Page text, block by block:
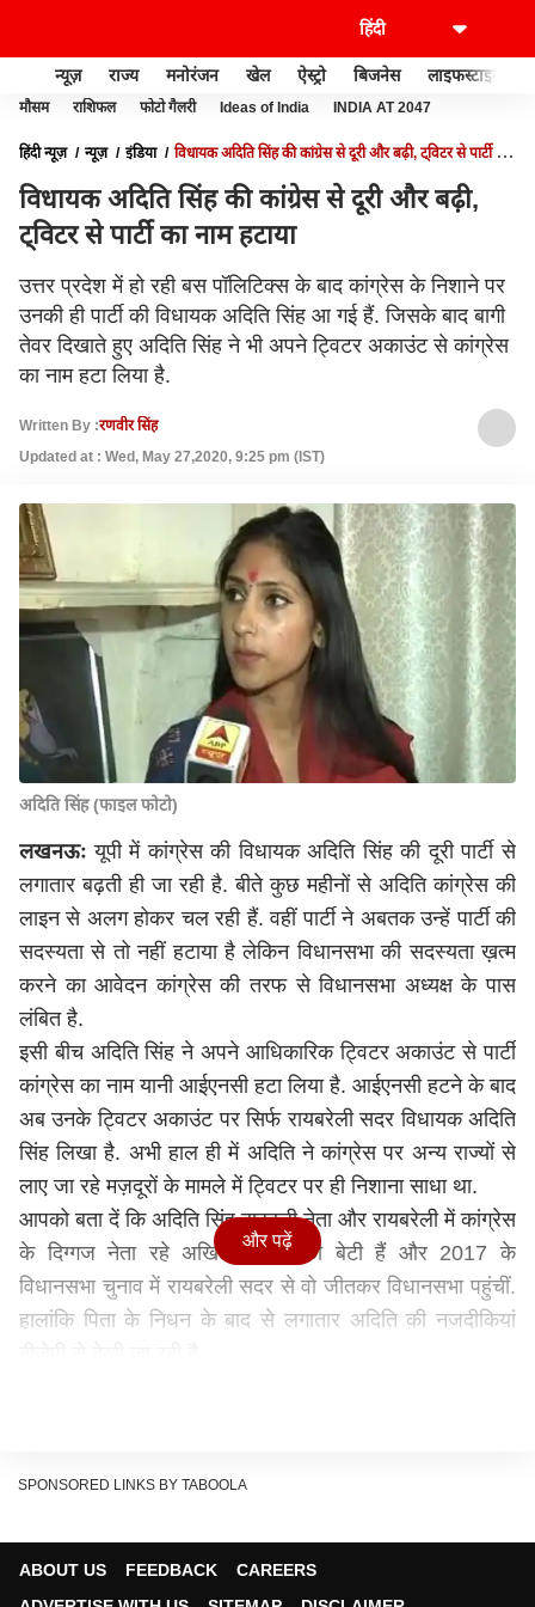
न्यूज़ राज्य मनोरंजन खेल ऐस्ट्रो बिजनेस लाइफस्टाइल
मौसम राशिफल फोटो गैलरी Ideas of India INDIA AT 2047
हिंदी न्यूज़ न्यूज़ इंडिया
विधायक अदिति सिंह की कांग्रेस से दूरी और बढ़ी, ट्विटर से पार्टी का
विधायक अदिति सिंह की कांग्रेस से दूरी और बढ़ी,
ट्विटर से पार्टी का नाम हटाया
उत्तर प्रदेश में हो रही बस पॉलिटिक्स के बाद कांग्रेस के निशाने पर
उनकी ही पार्टी की विधायक अदिति सिंह आ गई हैं. जिसके बाद बागी
तेवर दिखाते हुए अदिति सिंह ने भी अपने ट्विटर अकाउंट से कांग्रेस
का नाम हटा लिया है.
Written By :रणवीर सिंह
Updated at : Wed, May 27,2020, 9:25 pm (IST)
अदिति सिंह (फाइल फोटो)
लखनऊः यूपी में कांग्रेस की विधायक अदिति सिंह की दूरी पार्टी से
लगातार बढ़ती ही जा रही है. बीते कुछ महीनों से अदिति कांग्रेस की
लाइन से अलग होकर चल रही हैं. वहीं पार्टी ने अबतक उन्हें पार्टी की
सदस्यता से तो नहीं हटाया है लेकिन विधानसभा की सदस्यता ख़त्म
करने का आवेदन कांग्रेस की तरफ से विधानसभा अध्यक्ष के पास
लंबित है.
इसी बीच अदिति सिंह ने अपने आधिकारिक ट्विटर अकाउंट से पार्टी
कांग्रेस का नाम यानी आईएनसी हटा लिया है. आईएनसी हटने के बाद
अब उनके ट्विटर अकाउंट पर सिर्फ रायबरेली सदर विधायक अदिति
सिंह लिखा है. अभी हाल ही में अदिति ने कांग्रेस पर अन्य राज्यों से
लाए जा रहे मज़दूरों के मामले में ट्विटर पर ही निशाना साधा था.
आपको बता दें कि अदिति सिंह बाहुबली नेता और रायबरेली में कांग्रेस
के दिग्गज नेता रहे अखिलेश सिंह की बेटी हैं और 2017 के
विधानसभा चुनाव में रायबरेली सदर से वो जीतकर विधानसभा पहुंचीं.
हालांकि पिता के निधन के बाद से लगातार अदिति की नजदीकियां
विशेष सत्र में हिस्सा लिया था. इसके बाद कांग्रेस नेतृत्व ने अदिति
और पढ़ें
SPONSORED LINKS BY TABOOLA
ABOUT US FEEDBACK
CAREERS